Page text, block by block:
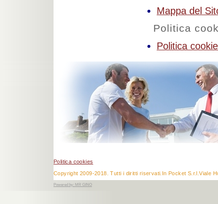
Mappa del
Politica
Politica
Politica cookies
Copyright 2009-2018. Tutti i diritti riservati.In Pocket S.r.l.Viale
Powered by: MR GINO